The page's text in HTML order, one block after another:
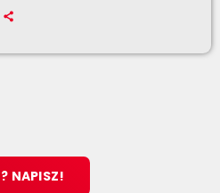
NAPISZ!